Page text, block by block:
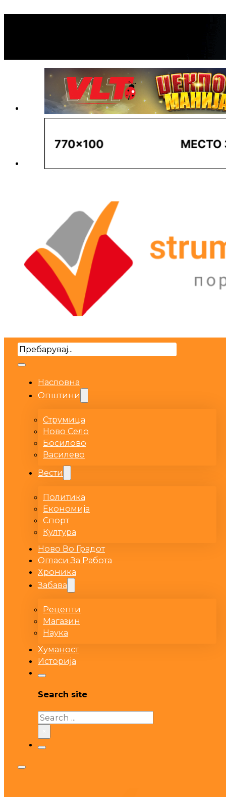
Search
Насловна
Општини
Струмица
Ново Село
Босилово
Василево
Вести
Политика
Економија
Спорт
Култура
Ново Во Градот
Огласи За Работа
Хроника
Забава
Рецепти
Магазин
Наука
Хуманост
Историја
Search site
Search